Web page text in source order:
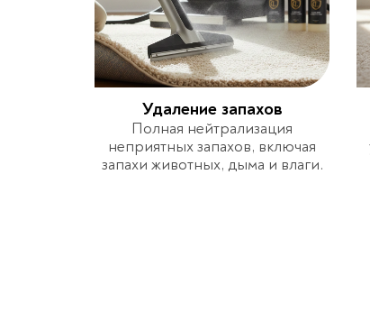
Удаление запахов
Полная нейтрализация
неприятных запахов, включая
запахи животных, дыма и влаги.